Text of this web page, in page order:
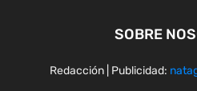
SOBRE
Redacción | Publicidad: